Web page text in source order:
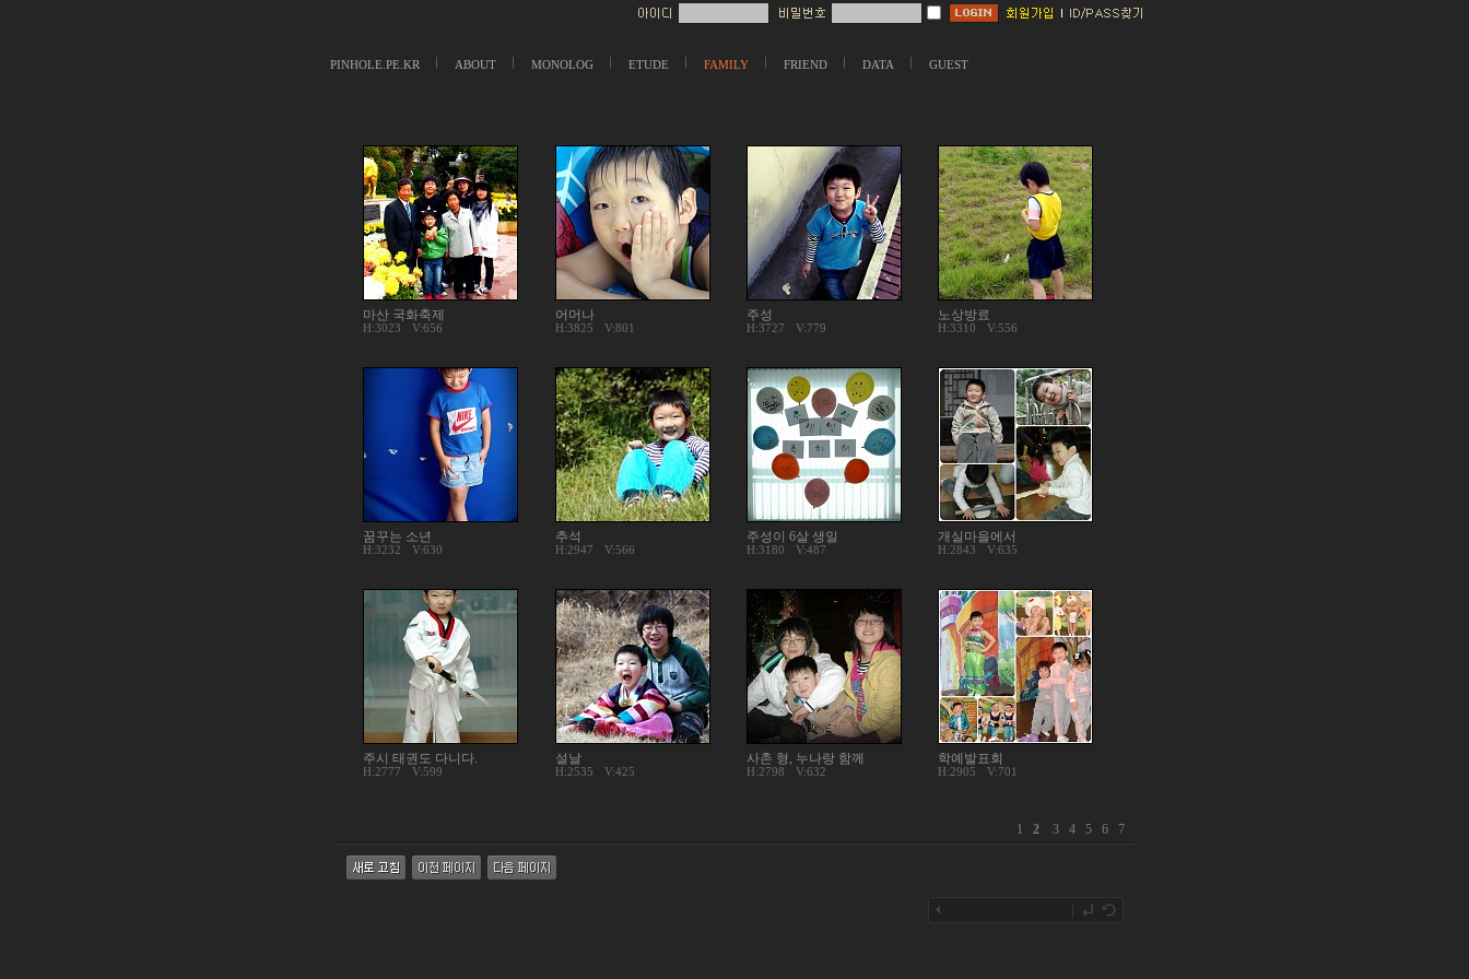
PINHOLE.PE.KR ABOUT MONOLOG ETUDE FAMILY FRIEND DATA GUEST
마산 국화축제
H:3023 V:656
어머나
H:3825 V:801
주성
H:3727 V:779
노상방료
H:3310 V:556
꿈꾸는 소년
H:3232 V:630
추석
H:2947 V:566
주성이 6살 생일
H:3180 V:487
개실마을에서
H:2843 V:635
주시 태권도 다니다.
H:2777 V:599
설날
H:2535 V:425
사촌 형, 누나랑 함께
H:2798 V:632
학예발표회
H:2905 V:701
1 2 3 4 5 6 7